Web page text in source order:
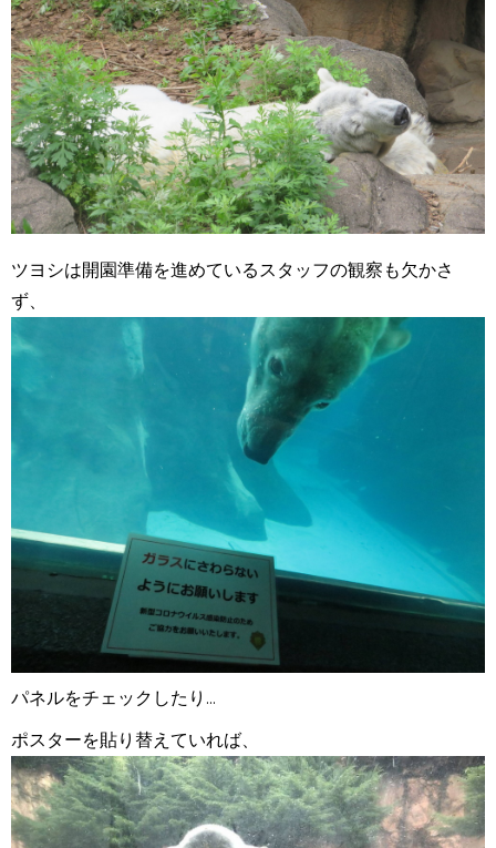
ツヨシは開園準備を進めているスタッフの観察も欠かさ
ず、
パネルをチェックしたり...
ポスターを貼り替えていれば、